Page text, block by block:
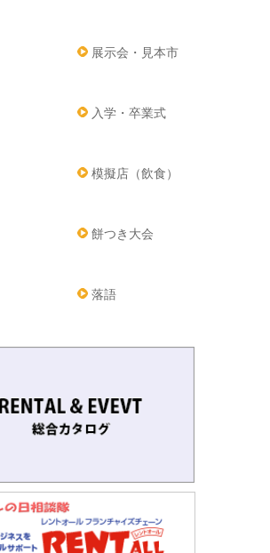
展示会・見本市
入学・卒業式
模擬店（飲食）
餅つき大会
落語